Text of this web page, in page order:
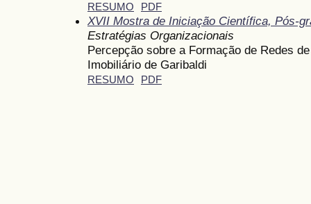
RESUMO PDF
XVII Mostra de Iniciação Científica, Pós-
Estratégias Organizacionais
Percepção sobre a Formação de Redes
Imobiliário de Garibaldi
RESUMO PDF